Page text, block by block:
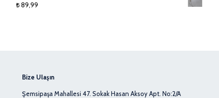
₺89,99
Bize Ulaşın
Şemsipaşa Mahallesi 47. Sokak Hasan Aksoy Apt. No:2/A